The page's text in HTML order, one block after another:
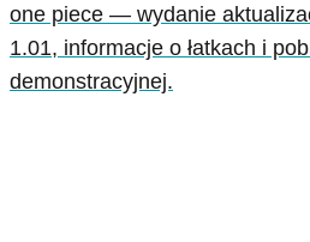
one piece — wydanie
1.01, informacje o łatkach i
demonstracyjnej.